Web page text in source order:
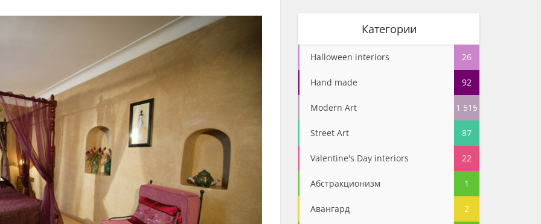
Категории
Halloween interiors 26
Hand made 92
Modern Art 1 515
Street Art 87
Valentine's Day interiors 22
Абстракционизм 1
Авангард 2